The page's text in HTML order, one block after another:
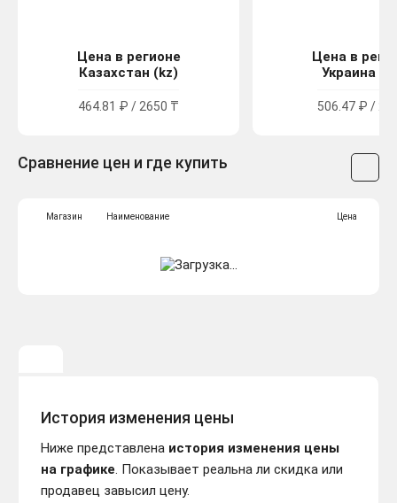
Цена в регионе
Казахстан (kz)
464.81 ₽ / 2650 ₸
Цена в
Украина
506.47 ₽ /
Сравнение цен и где купить
Магазин Наименование Цена
История изменения цены
Ниже представлена история изменения цены
на графике. Показывает реальна ли скидка или
продавец завысил цену.